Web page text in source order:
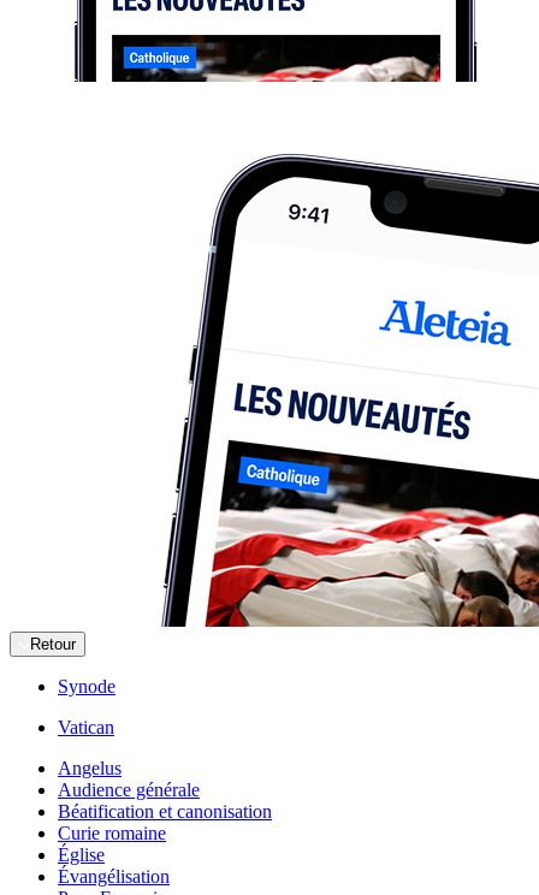
Retour
Synode
Vatican
Angelus
Audience générale
Béatification et canonisation
Curie romaine
Église
Évangélisation